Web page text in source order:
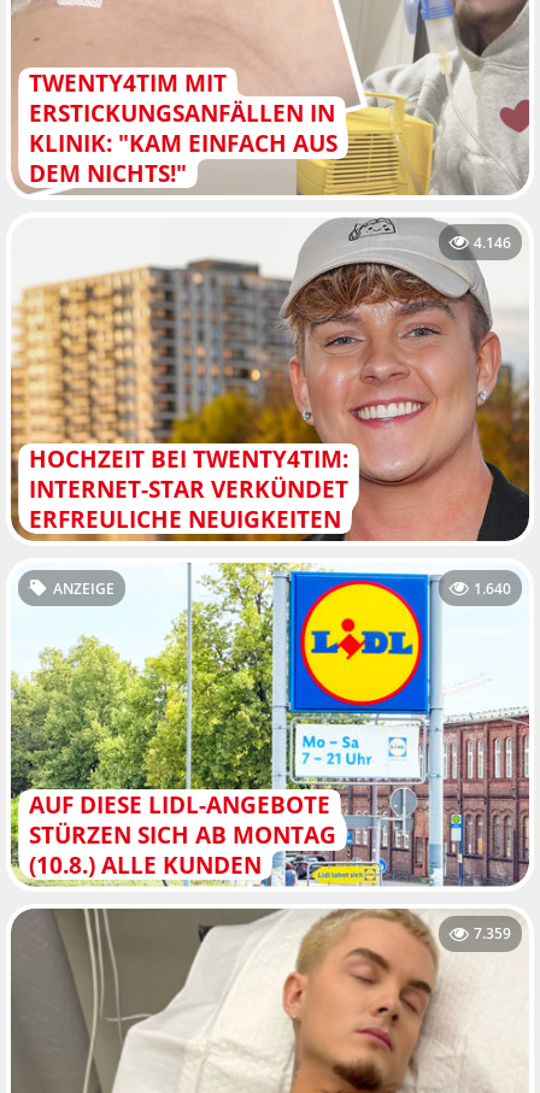
TWENTY4TIM MIT
ERSTICKUNGSANFÄLLEN IN
KLINIK: "KAM EINFACH AUS
DEM NICHTS!"
HOCHZEIT BEI TWENTY4TIM:
INTERNET-STAR VERKÜNDET
ERFREULICHE NEUIGKEITEN
4.146
AUF DIESE LIDL-ANGEBOTE
STÜRZEN SICH AB MONTAG
(10.8.) ALLE KUNDEN
ANZEIGE 1.640
7.359